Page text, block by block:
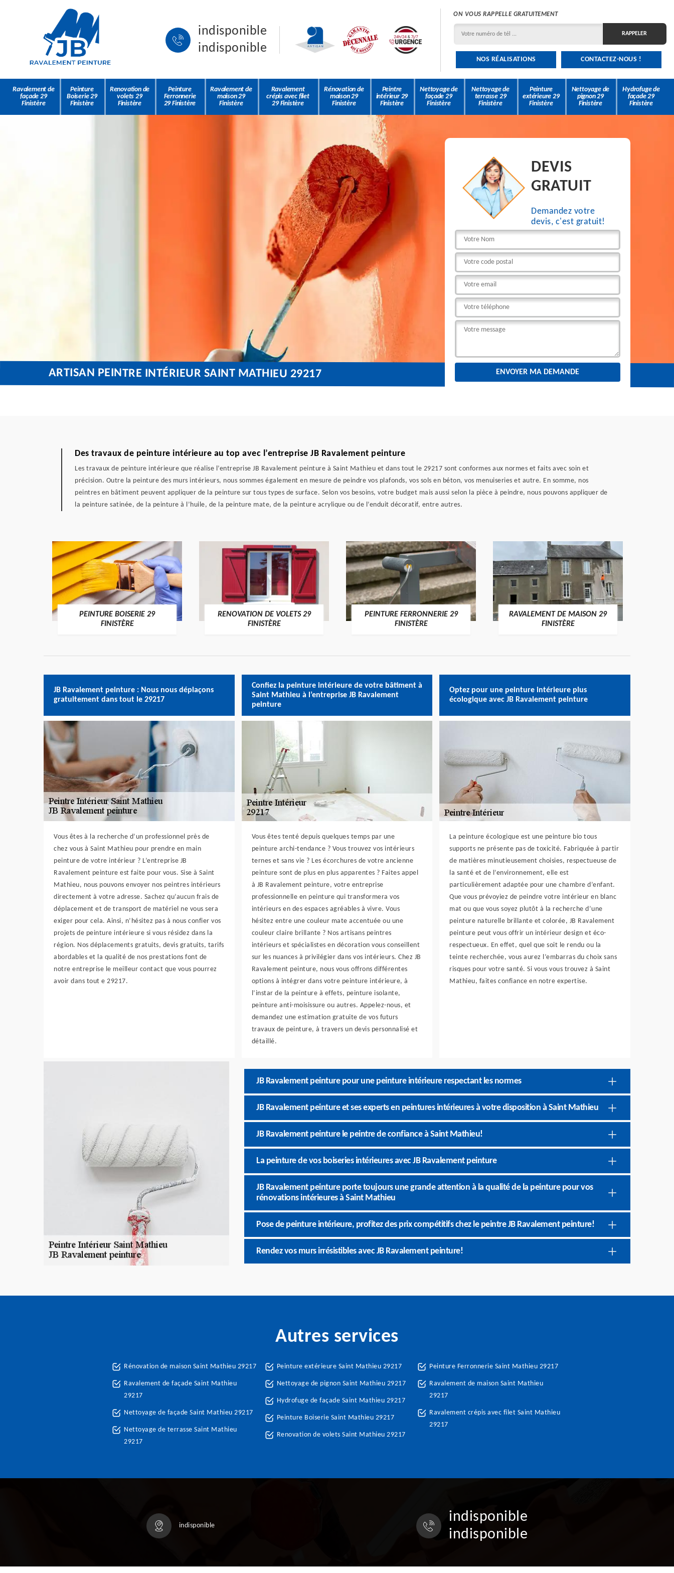
indisponible
indisponible
ON VOUS RAPPELLE GRATUITEMENT
NOS RÉALISATIONS CONTACTEZ-NOUS !
Ravalement de
façade 29
Finistère
Peinture
Boiserie 29
Finistère
Renovation de
volets 29
Finistère
Peinture
Ferronnerie
29 Finistère
Ravalement de
maison 29
Finistère
Ravalement
crépis avec filet
29 Finistère
Rénovation de
maison 29
Finistère
Peintre
intérieur 29
Finistère
Nettoyage de
façade 29
Finistère
Nettoyage de
terrasse 29
Finistère
Peinture
extérieure 29
Finistère
Nettoyage de
pignon 29
Finistère
Hydrofuge de
façade 29
Finistère
DEVIS
GRATUIT
Demandez votre
devis, c'est gratuit!
ARTISAN PEINTRE INTÉRIEUR SAINT MATHIEU 29217
Des travaux de peinture intérieure au top avec l’entreprise JB Ravalement peinture
Les travaux de peinture intérieure que réalise l’entreprise JB Ravalement peinture à Saint Mathieu et dans tout le 29217 sont conformes aux normes et faits avec soin et
précision. Outre la peinture des murs intérieurs, nous sommes également en mesure de peindre vos plafonds, vos sols en béton, vos menuiseries et autre. En somme, nos
peintres en bâtiment peuvent appliquer de la peinture sur tous types de surface. Selon vos besoins, votre budget mais aussi selon la pièce à peindre, nous pouvons appliquer de
la peinture satinée, de la peinture à l’huile, de la peinture mate, de la peinture acrylique ou de l’enduit décoratif, entre autres.
PEINTURE BOISERIE 29
FINISTÈRE
RENOVATION DE VOLETS 29
FINISTÈRE
PEINTURE FERRONNERIE 29
FINISTÈRE
RAVALEMENT DE MAISON 29
FINISTÈRE
JB Ravalement peinture : Nous nous déplaçons
gratuitement dans tout le 29217
Vous êtes à la recherche d’un professionnel près de
chez vous à Saint Mathieu pour prendre en main
peinture de votre intérieur ? L’entreprise JB
Ravalement peinture est faite pour vous. Sise à Saint
Mathieu, nous pouvons envoyer nos peintres intérieurs
directement à votre adresse. Sachez qu’aucun frais de
déplacement et de transport de matériel ne vous sera
exiger pour cela. Ainsi, n’hésitez pas à nous confier vos
projets de peinture intérieure si vous résidez dans la
région. Nos déplacements gratuits, devis gratuits, tarifs
abordables et la qualité de nos prestations font de
notre entreprise le meilleur contact que vous pourrez
avoir dans tout e 29217.
Confiez la peinture intérieure de votre bâtiment à
Saint Mathieu à l’entreprise JB Ravalement
peinture
Vous êtes tenté depuis quelques temps par une
peinture archi-tendance ? Vous trouvez vos intérieurs
ternes et sans vie ? Les écorchures de votre ancienne
peinture sont de plus en plus apparentes ? Faites appel
à JB Ravalement peinture, votre entreprise
professionnelle en peinture qui transformera vos
intérieurs en des espaces agréables à vivre. Vous
hésitez entre une couleur mate accentuée ou une
couleur claire brillante ? Nos artisans peintres
intérieurs et spécialistes en décoration vous conseillent
sur les nuances à privilégier dans vos intérieurs. Chez JB
Ravalement peinture, nous vous offrons différentes
options à intégrer dans votre peinture intérieure, à
l’instar de la peinture à effets, peinture isolante,
peinture anti-moisissure ou autres. Appelez-nous, et
demandez une estimation gratuite de vos futurs
travaux de peinture, à travers un devis personnalisé et
détaillé.
Optez pour une peinture intérieure plus
écologique avec JB Ravalement peinture
La peinture écologique est une peinture bio tous
supports ne présente pas de toxicité. Fabriquée à partir
de matières minutieusement choisies, respectueuse de
la santé et de l’environnement, elle est
particulièrement adaptée pour une chambre d’enfant.
Que vous prévoyiez de peindre votre intérieur en blanc
mat ou que vous soyez plutôt à la recherche d’une
peinture naturelle brillante et colorée, JB Ravalement
peinture peut vous offrir un intérieur design et éco-
respectueux. En effet, quel que soit le rendu ou la
teinte recherchée, vous aurez l’embarras du choix sans
risques pour votre santé. Si vous vous trouvez à Saint
Mathieu, faites confiance en notre expertise.
JB Ravalement peinture pour une peinture intérieure respectant les normes
JB Ravalement peinture et ses experts en peintures intérieures à votre disposition à Saint Mathieu
JB Ravalement peinture le peintre de confiance à Saint Mathieu!
La peinture de vos boiseries intérieures avec JB Ravalement peinture
JB Ravalement peinture porte toujours une grande attention à la qualité de la peinture pour vos
rénovations intérieures à Saint Mathieu
Pose de peinture intérieure, profitez des prix compétitifs chez le peintre JB Ravalement peinture!
Rendez vos murs irrésistibles avec JB Ravalement peinture!
Autres services
Rénovation de maison Saint Mathieu 29217
Ravalement de façade Saint Mathieu
29217
Nettoyage de façade Saint Mathieu 29217
Nettoyage de terrasse Saint Mathieu
29217
Peinture extérieure Saint Mathieu 29217
Nettoyage de pignon Saint Mathieu 29217
Hydrofuge de façade Saint Mathieu 29217
Peinture Boiserie Saint Mathieu 29217
Renovation de volets Saint Mathieu 29217
Peinture Ferronnerie Saint Mathieu 29217
Ravalement de maison Saint Mathieu
29217
Ravalement crépis avec filet Saint Mathieu
29217
indisponible
indisponible
indisponible